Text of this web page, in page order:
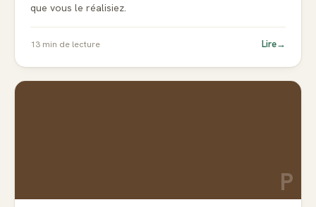
que vous le réalisiez.
13 min de lecture Lire→
P